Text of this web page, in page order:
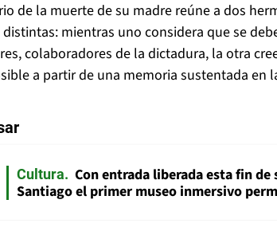
de la muerte de su madre reúne a dos
mientras uno considera que se
colaboradores de la dictadura, la otra
a partir de una memoria sustentada en
Cultura
Con entrada liberada esta fin de
Santiago el primer museo inmersivo